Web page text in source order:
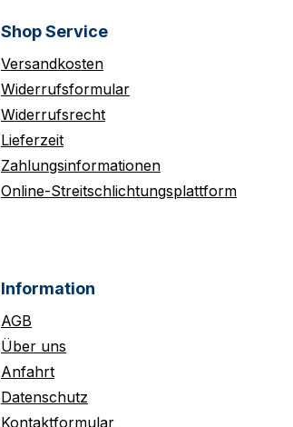
Shop Service
Versandkosten
Widerrufsformular
Widerrufsrecht
Lieferzeit
Zahlungsinformationen
Online-Streitschlichtungsplattform
Information
AGB
Über uns
Anfahrt
Datenschutz
Kontaktformular